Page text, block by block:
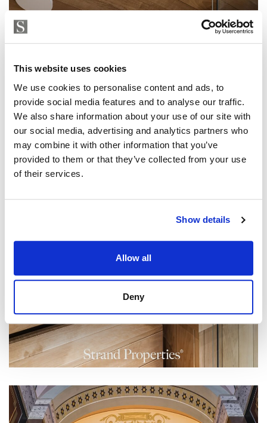
This website uses cookies
We use cookies to personalise content and ads, to
provide social media features and to analyse our traffic.
We also share information about your use of our site with
our social media, advertising and analytics partners who
may combine it with other information that you’ve
provided to them or that they’ve collected from your use
of their services.
Show details
Allow all
Deny